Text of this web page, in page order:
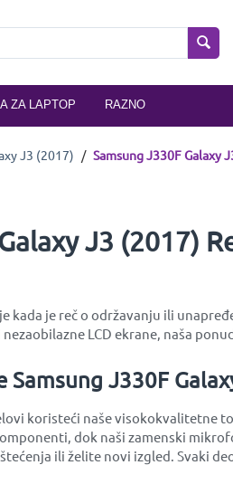
ZA LAPTOP RAZNO
J3 (2017) / Samsung J330F Galaxy
J3 (2017)
kada je reč o održavanju ili
LCD ekrane, naša
J330F
koristeći naše visokokvalitetne
dok naši zamenski
ili želite novi izgled. Svaki